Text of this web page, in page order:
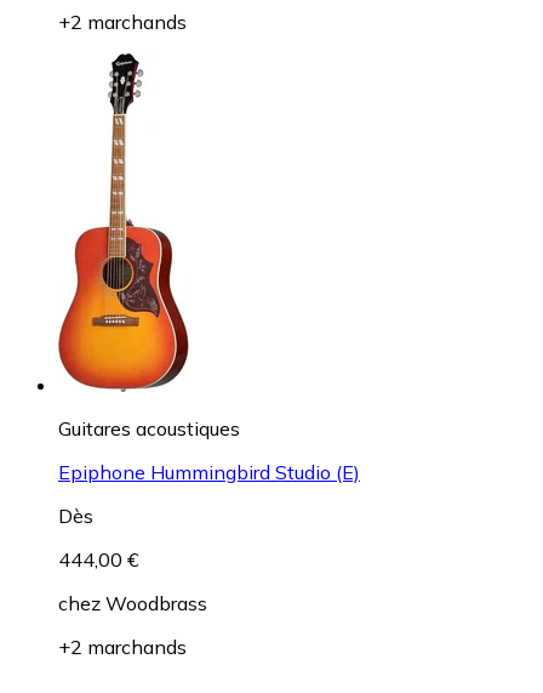
+2 marchands
Guitares acoustiques
Epiphone Hummingbird Studio (E)
Dès
444,00 €
chez Woodbrass
+2 marchands